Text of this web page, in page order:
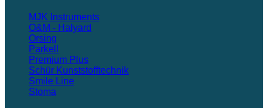
MJK Instruments
O&M - Halyard
Orsing
Parkell
Premium Plus
Schür Kunststofftechnik
Smile Line
Stoma